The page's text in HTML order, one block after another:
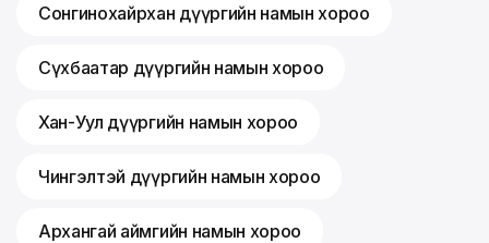
Сонгинохайрхан дүүргийн намын хороо
Сүхбаатар дүүргийн намын хороо
Хан-Уул дүүргийн намын хороо
Чингэлтэй дүүргийн намын хороо
Архангай аймгийн намын хороо